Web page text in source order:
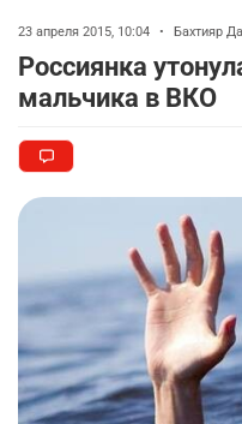
23 апреля 2015, 10:04 • Бахтияр
Россиянка
мальчика в ВКО